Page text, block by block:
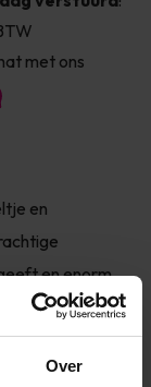
Over
met ons
en
en enorm
genoeg om
droom.
dekking in